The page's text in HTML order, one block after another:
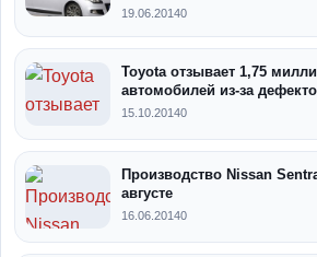
19.06.20140
Toyota отзывает 1,75
автомобилей из-за
15.10.20140
Производство Nissan
августе
16.06.20140